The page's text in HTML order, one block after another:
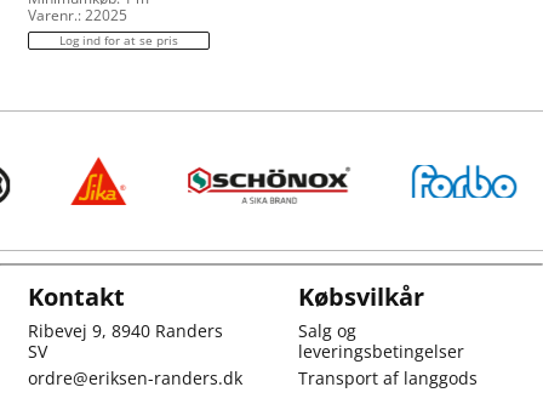
Varenr.: 22025
Log ind for at se pris
Kontakt
Ribevej 9, 8940 Randers
SV
ordre@eriksen-randers.dk
Købsvilkår
Salg og
leveringsbetingelser
Transport af langgods